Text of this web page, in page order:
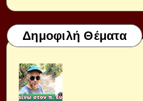
Δημοφιλή Θέματα